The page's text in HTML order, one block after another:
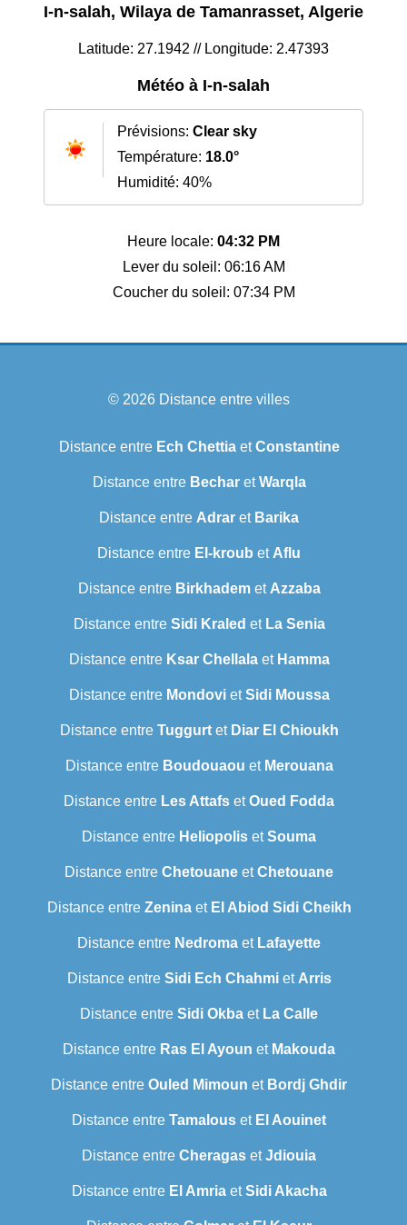
I-n-salah, Wilaya de Tamanrasset, Algerie
Latitude: 27.1942 // Longitude: 2.47393
Météo à I-n-salah
Prévisions: Clear sky
Température: 18.0°
Humidité: 40%
Heure locale: 04:32 PM
Lever du soleil: 06:16 AM
Coucher du soleil: 07:34 PM
© 2026 Distance entre villes
Distance entre Ech ChettiaetConstantine
Distance entre BecharetWarqla
Distance entre Adrar et Barika
Distance entre El-kroub et Aflu
Distance entre Birkhademet Azzaba
Distance entre Sidi Kraled et La Senia
Distance entre Ksar Chellalaet Hamma
Distance entre MondovietSidi Moussa
Distance entre Tuggurtet Diar El Chioukh
Distance entre Boudouaou et Merouana
Distance entre Les Attafs etOued Fodda
Distance entre Heliopolis etSouma
Distance entre Chetouane etChetouane
Distance entre Zeninaet El Abiod Sidi Cheikh
Distance entre Nedroma et Lafayette
Distance entre Sidi Ech Chahmiet Arris
Distance entre Sidi Okba et La Calle
Distance entre Ras El Ayoun et Makouda
Distance entre Ouled Mimoun et Bordj Ghdir
Distance entre Tamalous et El Aouinet
Distance entre Cheragas etJdiouia
Distance entre El AmriaetSidi Akacha